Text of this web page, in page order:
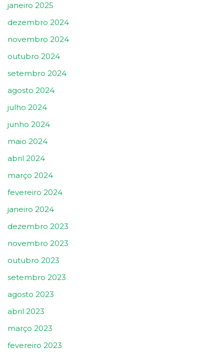
janeiro 2025
dezembro 2024
novembro 2024
outubro 2024
setembro 2024
agosto 2024
julho 2024
junho 2024
maio 2024
abril 2024
março 2024
fevereiro 2024
janeiro 2024
dezembro 2023
novembro 2023
outubro 2023
setembro 2023
agosto 2023
abril 2023
março 2023
fevereiro 2023